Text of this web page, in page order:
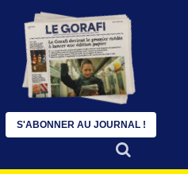
S'ABONNER AU JOURNAL !